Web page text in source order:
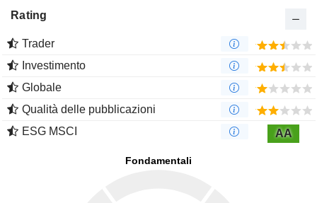
Rating
Trader
Investimento
Globale
Qualità delle pubblicazioni
ESG MSCI
AA